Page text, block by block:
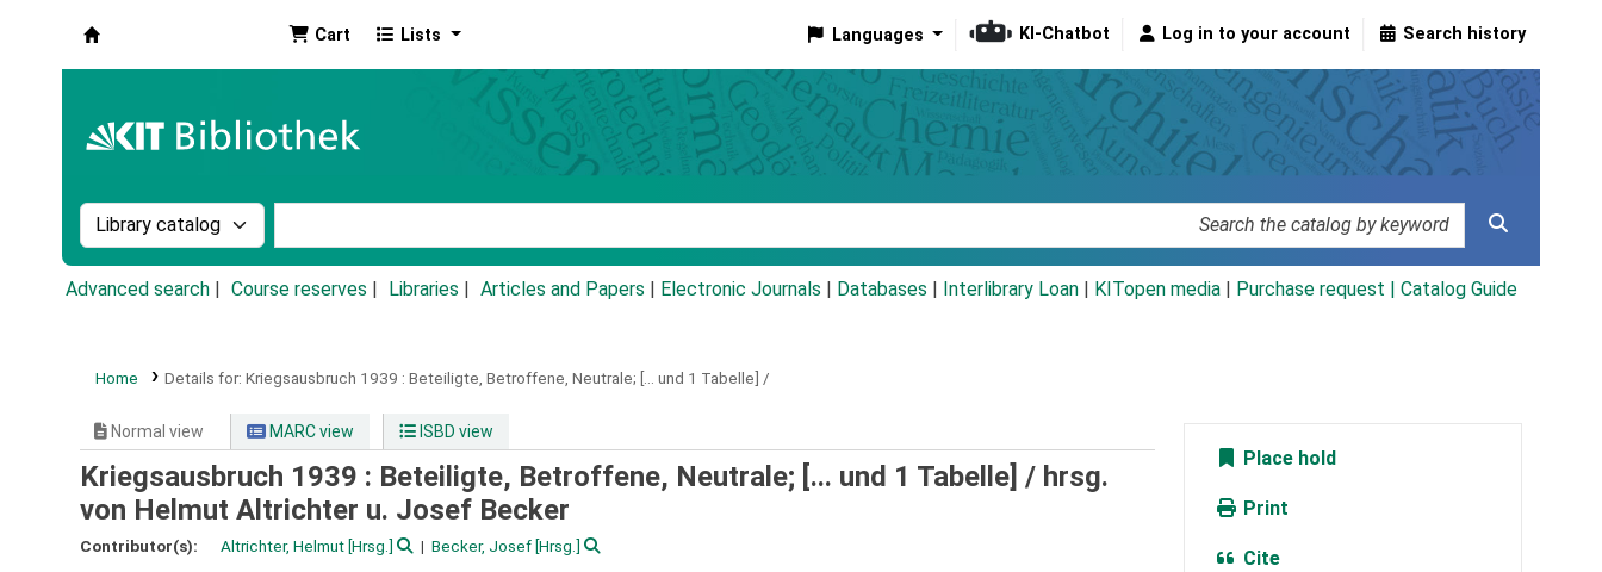
Cart Lists Languages KI-Chatbot Log in to your account Search history
Search the catalog by:
Advanced search Course reserves Libraries Articles and Papers Electronic Journals Databases Interlibrary Loan KITopen media Purchase request | Catalog Guide
Home Details for: Kriegsausbruch 1939 : Beteiligte, Betroffene, Neutrale; [... und 1 Tabelle] /
Normal view MARC view ISBD view
Kriegsausbruch 1939 : Beteiligte, Betroffene, Neutrale; [... und 1 Tabelle] / hrsg.
von Helmut Altrichter u. Josef Becker
Contributor(s): Altrichter, Helmut [Hrsg.] Becker, Josef[Hrsg.]
Place hold
Print
Cite